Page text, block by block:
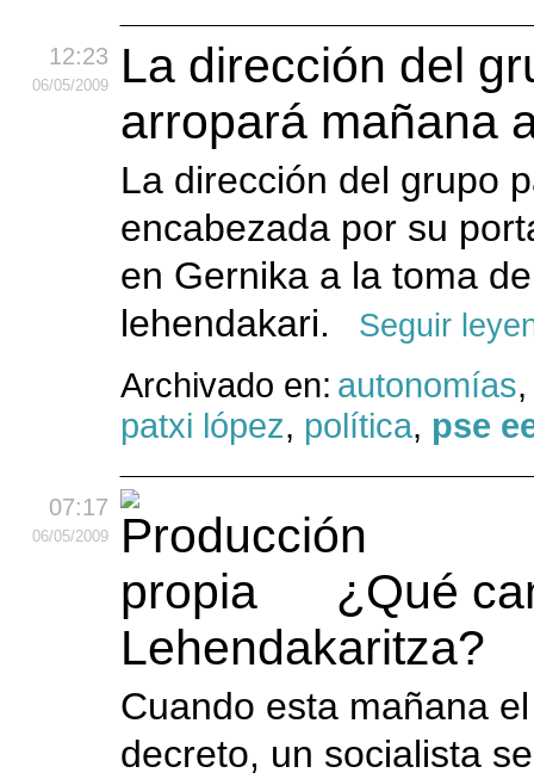
12:23
06/05/2009
La dirección del
arropará mañana
La dirección del grupo
encabezada por su
en Gernika a la toma
lehendakari.
Seguir
Archivado en: autonomías
patxi lópez, política, pse
07:17
06/05/2009
¿Qué
Lehendakaritza?
Cuando esta mañana
decreto, un socialista